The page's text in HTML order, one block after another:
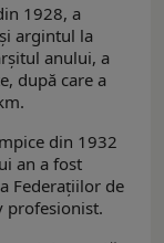
1928, a
argintul la
anului, a
după care a
din 1932
an a fost
Federațiilor de
profesionist.